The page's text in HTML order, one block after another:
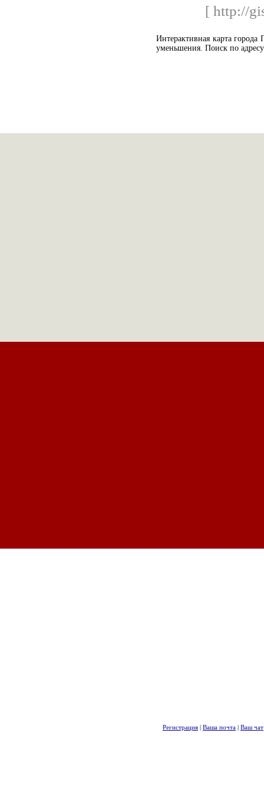
[ http://
Интерактивная карта города
уменьшения. Поиск по
Регистрация | Ваша почта | Ваш чат